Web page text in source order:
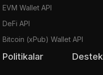
EVM Wallet API
DeFi API
Bitcoin (xPub) Wallet API
Politikalar Destek